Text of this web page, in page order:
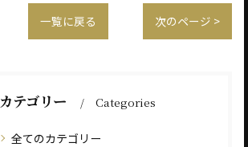
一覧に戻る 次のページ >
カテゴリー Categories
全てのカテゴリー